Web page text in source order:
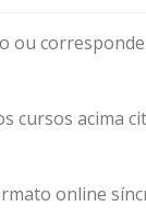
ou
cursos acima
online